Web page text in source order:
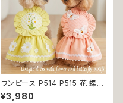
ワンピース P514 P515 花 蝶
ハンドメイド ピンク イエローグ
リーン レース ドッグウェア 春夏
¥3,980